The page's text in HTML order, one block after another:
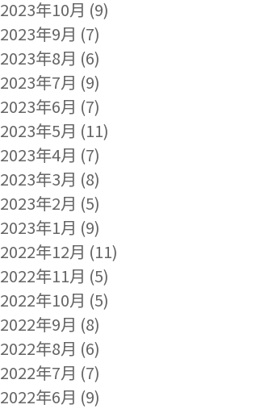
2023年10月 (9)
2023年9月 (7)
2023年8月 (6)
2023年7月 (9)
2023年6月 (7)
2023年5月 (11)
2023年4月 (7)
2023年3月 (8)
2023年2月 (5)
2023年1月 (9)
2022年12月 (11)
2022年11月 (5)
2022年10月 (5)
2022年9月 (8)
2022年8月 (6)
2022年7月 (7)
2022年6月 (9)